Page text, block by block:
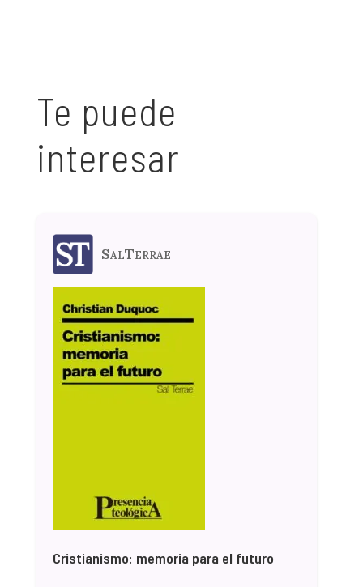
Te puede
interesar
SalTerrae
Cristianismo: memoria para el futuro